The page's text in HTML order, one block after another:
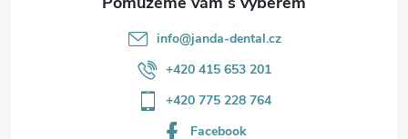
info@janda-dental.cz
+420 415 653 201
+420 775 228 764
Facebook